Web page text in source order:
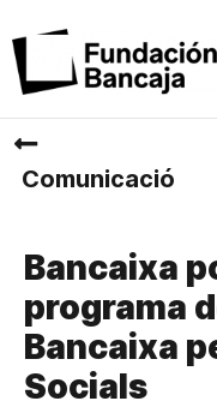
Comunicació
Bancaixa
programa
Bancaixa
Socials